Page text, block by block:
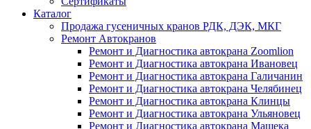
Каталог
Продажа гусеничных кранов РДК, ДЭК, МКГ
Ремонт Автокранов
Ремонт и Диагностика автокрана Zoomlion
Ремонт и Диагностика автокрана Ивановец
Ремонт и Диагностика автокрана Галичанин
Ремонт и Диагностика автокрана Челябинец
Ремонт и Диагностика автокрана Клинцы
Ремонт и Диагностика автокрана Ульяновец
Ремонт и Диагностика автокрана Машека